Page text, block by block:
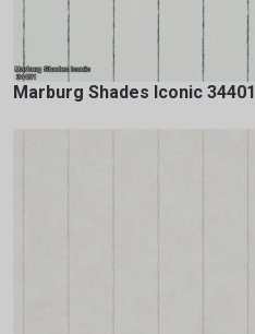
Marburg Shades Iconic 34401